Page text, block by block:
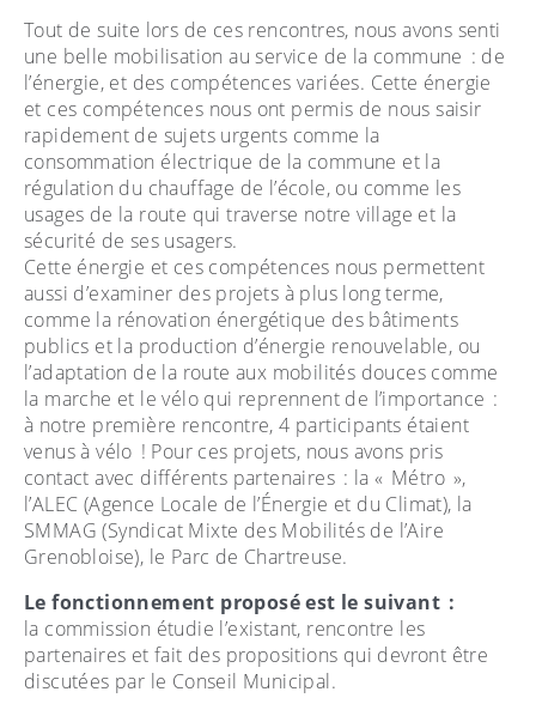
Tout de suite lors de ces rencontres, nous avons senti
une belle mobilisation au service de la commune : de
l’énergie, et des compétences variées. Cette énergie
et ces compétences nous ont permis de nous saisir
rapidement de sujets urgents comme la
consommation électrique de la commune et la
régulation du chauffage de l’école, ou comme les
usages de la route qui traverse notre village et la
sécurité de ses usagers.
Cette énergie et ces compétences nous permettent
aussi d’examiner des projets à plus long terme,
comme la rénovation énergétique des bâtiments
publics et la production d’énergie renouvelable, ou
l’adaptation de la route aux mobilités douces comme
la marche et le vélo qui reprennent de l’importance :
à notre première rencontre, 4 participants étaient
venus à vélo ! Pour ces projets, nous avons pris
contact avec différents partenaires : la « Métro »,
l’ALEC (Agence Locale de l’Énergie et du Climat), la
SMMAG (Syndicat Mixte des Mobilités de l’Aire
Grenobloise), le Parc de Chartreuse.
Le fonctionnement proposé est le suivant :
la commission étudie l’existant, rencontre les
partenaires et fait des propositions qui devront être
discutées par le Conseil Municipal.